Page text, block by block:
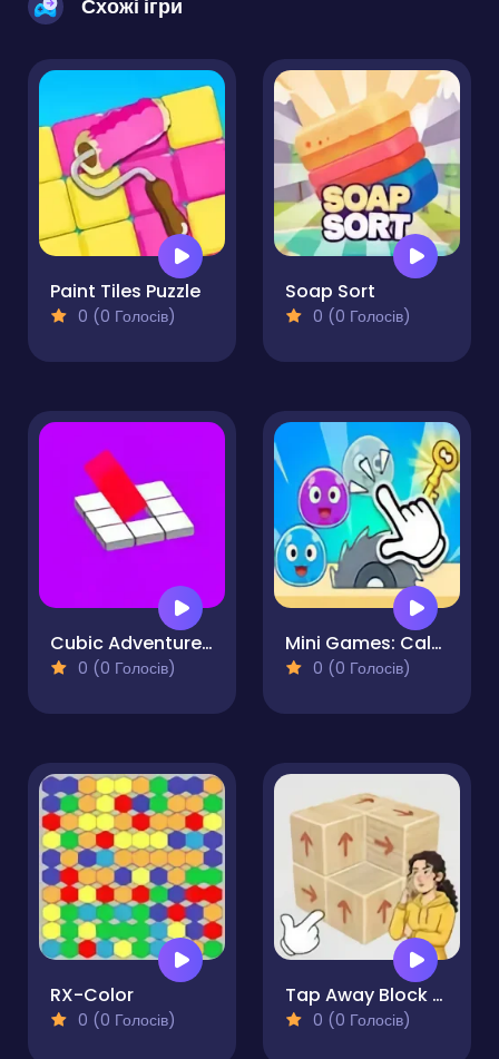
Схожі ігри
Paint Tiles Puzzle
0 (0 Голосів)
Soap Sort
0 (0 Голосів)
Cubic Adventure Don't Fall
0 (0 Голосів)
Mini Games: Calm and Puzzle
0 (0 Голосів)
RX-Color
0 (0 Голосів)
Tap Away Block Puzzle 3D
0 (0 Голосів)